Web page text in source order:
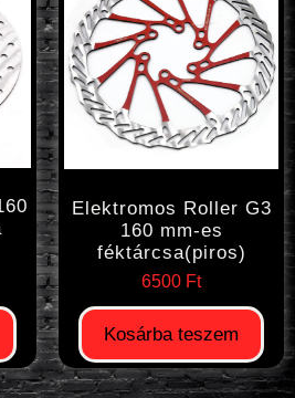
Elektromos Roller G3
160 mm-es
féktárcsa(piros)
6500 Ft
Kosárba teszem